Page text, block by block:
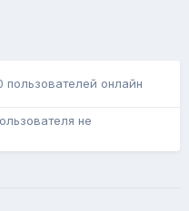
пользователей онлайн
не